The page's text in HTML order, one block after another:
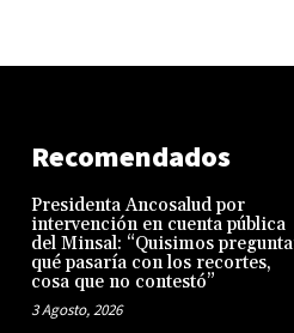
Recomendados
Presidenta Ancosalud por
intervención en cuenta pública
del Minsal: “Quisimos
qué pasaría con los recortes,
cosa que no contestó”
3 Agosto, 2026